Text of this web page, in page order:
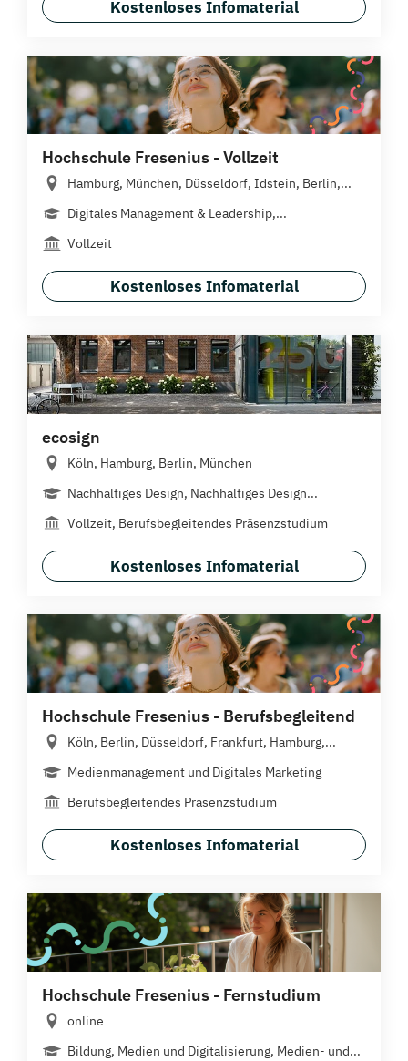
Kostenloses Infomaterial
Hochschule Fresenius - Vollzeit
Hamburg, München, Düsseldorf, Idstein, Berlin,...
Digitales Management & Leadership,...
Vollzeit
Kostenloses Infomaterial
ecosign
Köln, Hamburg, Berlin, München
Nachhaltiges Design, Nachhaltiges Design...
Vollzeit, Berufsbegleitendes Präsenzstudium
Kostenloses Infomaterial
Hochschule Fresenius - Berufsbegleitend
Köln, Berlin, Düsseldorf, Frankfurt, Hamburg,...
Medienmanagement und Digitales Marketing
Berufsbegleitendes Präsenzstudium
Kostenloses Infomaterial
Hochschule Fresenius - Fernstudium
online
Bildung, Medien und Digitalisierung, Medien- und...